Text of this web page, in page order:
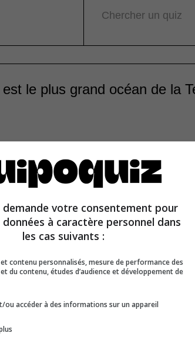
Chercher un quiz
est le plus grand océan de la
deuxième plus grand océan de la Terre.
de la planète. C’est l’océan Pacifique
30,5 % de notre planète.
demande votre consentement pour
à caractère personnel dans
les cas suivants :
contenu personnalisés, mesure de performance des
du contenu, études d’audience et développement de
ou accéder à des informations sur un appareil